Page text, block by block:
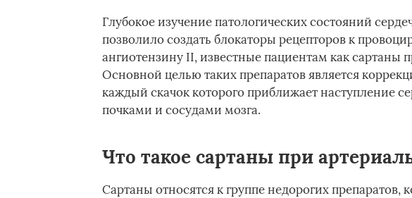
Глубокое изучение патологических состояний
позволило создать блокаторы рецепторов к
ангиотензину II, известные пациентам как сартаны
Основной целью таких препаратов является
каждый скачок которого приближает наступление
почками и сосудами мозга.
Что такое сартаны при
Сартаны относятся к группе недорогих